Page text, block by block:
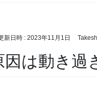
新日時 : 2023年11月1日
因は動き過